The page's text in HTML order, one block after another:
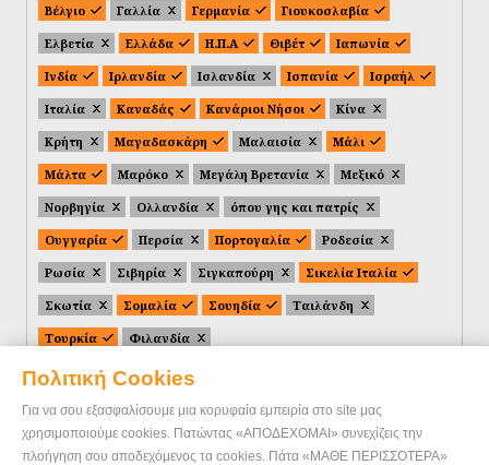
Πολιτική Cookies
Για να σου εξασφαλίσουμε μια κορυφαία εμπειρία στο site μας
χρησιμοποιούμε cookies. Πατώντας «ΑΠΟΔΕΧΟΜΑΙ» συνεχίζεις την
πλοήγηση σου αποδεχόμενος τα cookies. Πάτα «ΜΑΘΕ ΠΕΡΙΣΣΟΤΕΡΑ»
Βέλγιο
Γαλλία Γερμανία
Γιουκοσλαβία
Ελβετία
Ελλάδα Η.Π.Α Θιβέτ
Ιαπωνία
Ινδία
Ιρλανδία Ισλανδία Ισπανία
Ισραήλ
Ιταλία
Καναδάς Κανάριοι Νήσοι
Κίνα
Κρήτη
Μαγαδασκάρη Μαλαισία
Μάλι
Μάλτα
Μαρόκο Μεγάλη Βρετανία
Μεξικό
Νορβηγία
Ολλανδία
όπου γης και πατρίς
Ουγγαρία
Περσία Πορτογαλία
Ροδεσία
Ρωσία
Σιβηρία Σιγκαπούρη
Σικελία Ιταλία
Σκωτία
Σομαλία Σουηδία
Ταιλάνδη
Τουρκία
Φιλανδία